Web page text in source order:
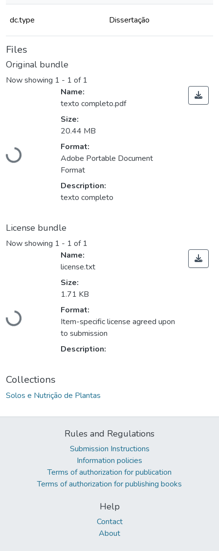
dc.type Dissertação
Files
Original bundle
Now showing 1 - 1 of 1
Loading...
Name:
texto completo.pdf
Size:
20.44 MB
Format:
Adobe Portable Document
Format
Description:
texto completo
License bundle
Now showing 1 - 1 of 1
Loading...
Name:
license.txt
Size:
1.71 KB
Format:
Item-specific license agreed upon
to submission
Description:
Collections
Solos e Nutrição de Plantas
Rules and Regulations
Submission Instructions
Information policies
Terms of authorization for publication
Terms of authorization for publishing books
Help
Contact
About